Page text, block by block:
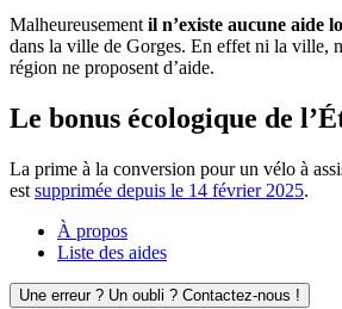
Malheureusement il n’existe aucune aide
dans la ville de Gorges. En effet ni la ville,
région ne proposent d’aide.
Le bonus écologique de
La prime à la conversion pour un vélo à
est supprimée depuis le 14 février 2025.
À propos
Liste des aides
Une erreur ? Un oubli ? Contactez-nous !